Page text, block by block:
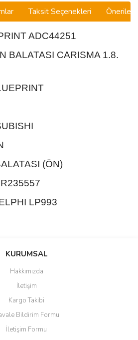
Taksit Seçenekleri
ADC44251
BALATASI CARISMA 1.8.
(ÖN)
LP993
ilk yorumu siz yapın!
Yorum Yaz
veya görüntülenemiyor.
eksik bilgiler bulunuyor.
bulunuyor.
daha pahalı.
KURUMSAL
Hakkımızda
İletişim
Kargo Takibi
Bildirim Formu
İletişim Formu